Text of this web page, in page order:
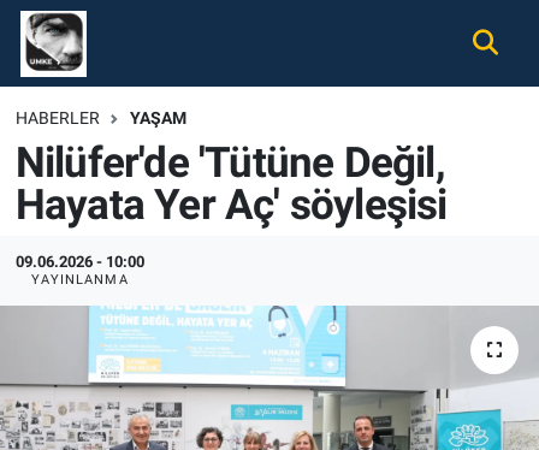
HABERLER YAŞAM
Nilüfer'de 'Tütüne Değil,
Hayata Yer Aç' söyleşisi
09.06.2026 - 10:00
YAYINLANMA
Gündem
Ekonomi
Spor
Magazin
Tüm Haberler
İletişim
Nöbetçi Eczaneler
Hava Durumu
Namaz Vakitleri
Trafik Durumu
Süper Lig Puan Durumu ve Fikstür
Tüm Manşetler